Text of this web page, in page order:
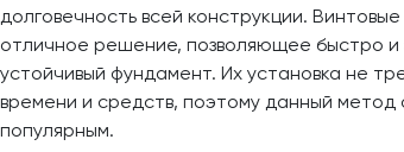
долговечность всей конструкции.
отличное решение, позволяющее быстро и
устойчивый фундамент. Их установка не
времени и средств, поэтому данный метод
популярным.